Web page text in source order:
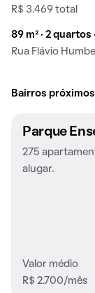
R$ 3.469 total
89 m² · 2 quartos
Rua Flávio
Bairros
Parque
275
alugar.
Valor médio
R$ 2.700/mês